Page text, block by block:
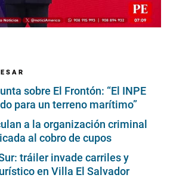
sobre El Frontón: “El INPE
para un terreno marítimo”
a la organización criminal
al cobro de cupos
tráiler invade carriles y
en Villa El Salvador